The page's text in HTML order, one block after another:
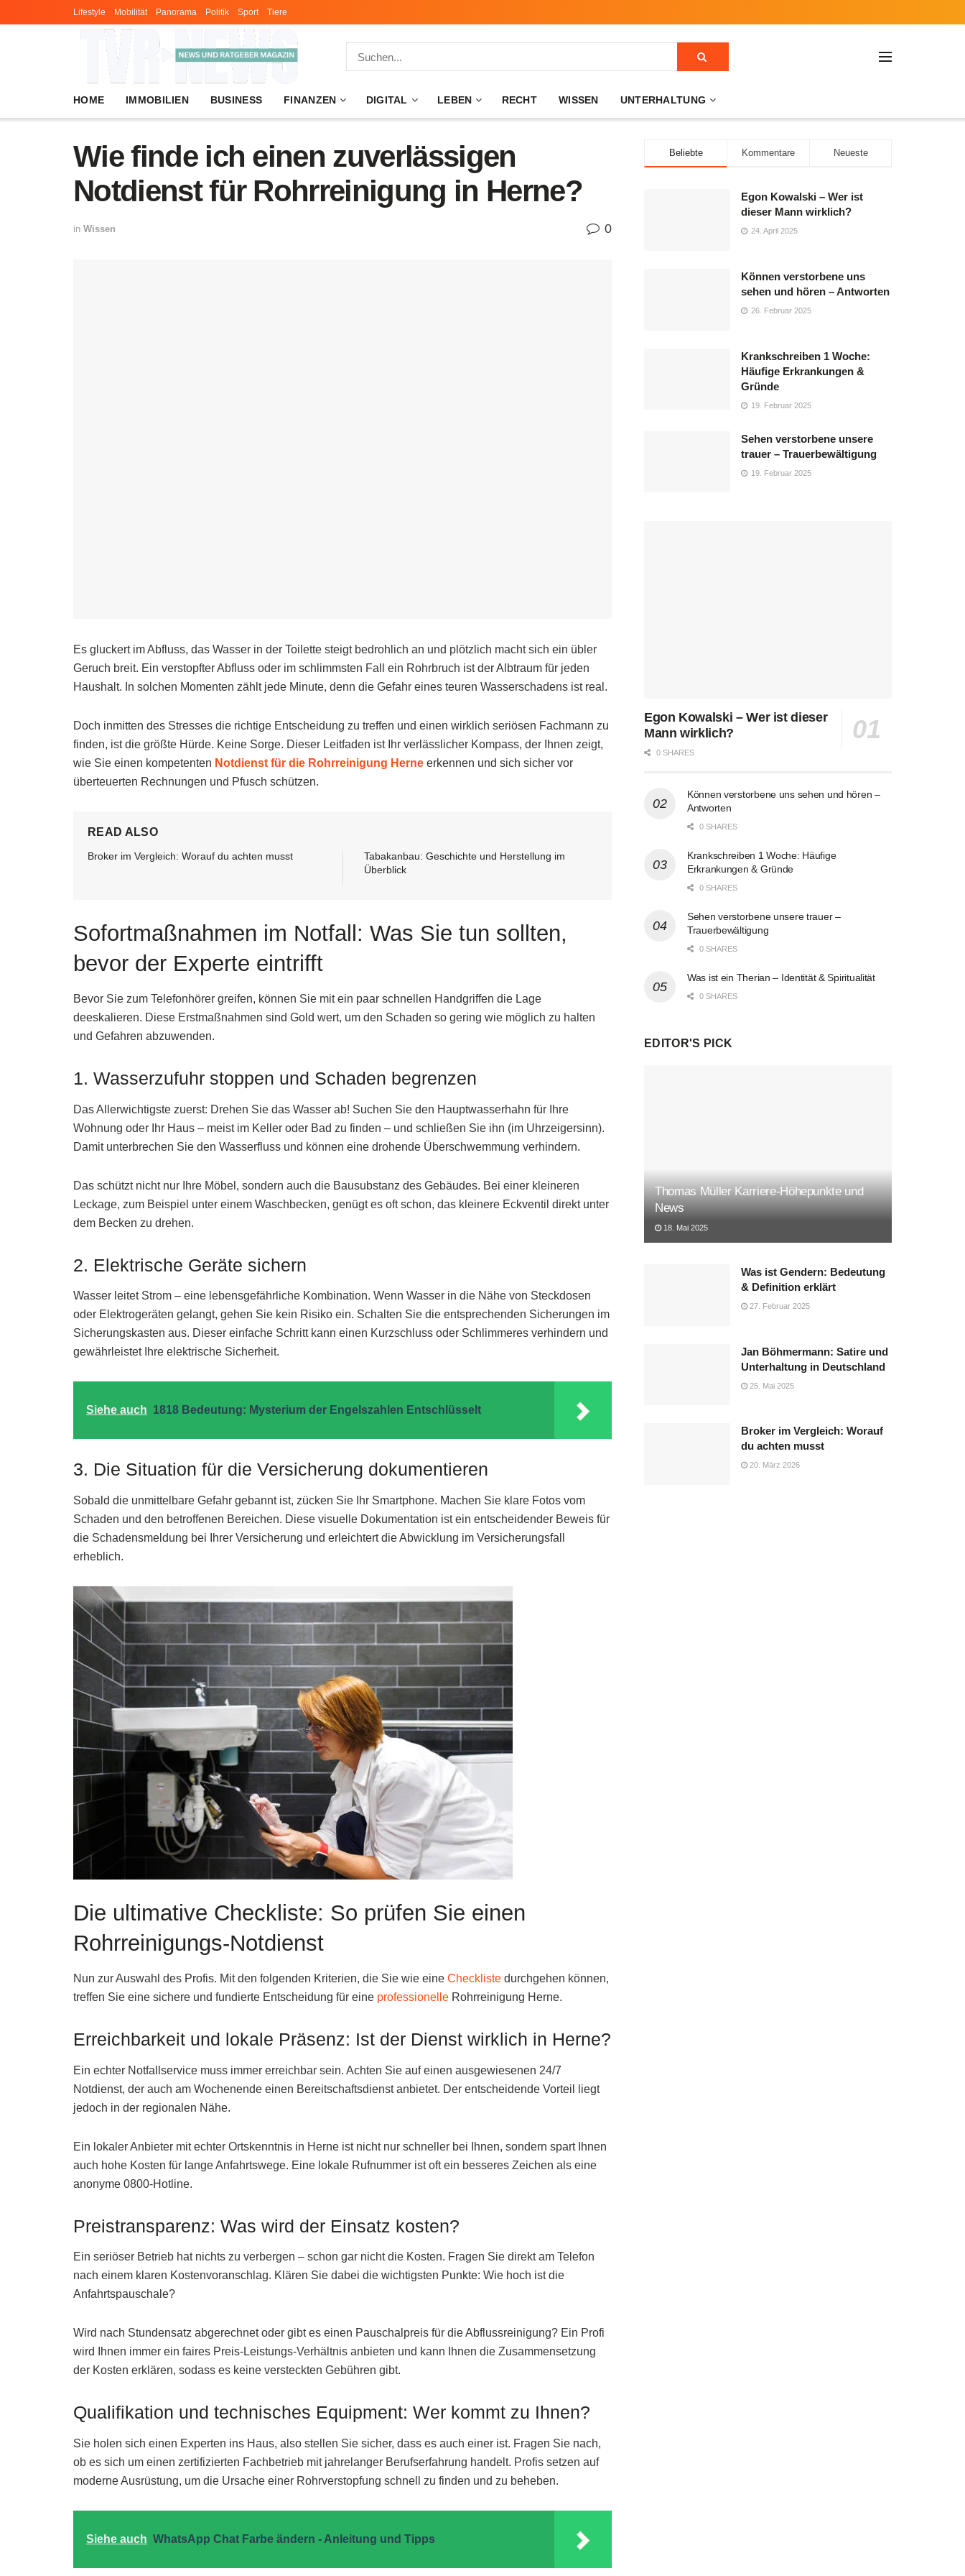
Lifestyle Mobilität Panorama Politik Sport Tiere
HOME IMMOBILIEN BUSINESS FINANZEN DIGITAL LEBEN RECHT WISSEN UNTERHALTUNG
Wie finde ich einen zuverlässigen
Notdienst für Rohrreinigung in Herne?
in Wissen 0
Es gluckert im Abfluss, das Wasser in der Toilette steigt bedrohlich an und plötzlich macht sich ein übler
Geruch breit. Ein verstopfter Abfluss oder im schlimmsten Fall ein Rohrbruch ist der Albtraum für jeden
Haushalt. In solchen Momenten zählt jede Minute, denn die Gefahr eines teuren Wasserschadens ist real.
Doch inmitten des Stresses die richtige Entscheidung zu treffen und einen wirklich seriösen Fachmann zu
finden, ist die größte Hürde. Keine Sorge. Dieser Leitfaden ist Ihr verlässlicher Kompass, der Ihnen zeigt,
wie Sie einen kompetenten Notdienst für die Rohrreinigung Herne erkennen und sich sicher vor
überteuerten Rechnungen und Pfusch schützen.
READ ALSO
Broker im Vergleich: Worauf du achten musst
Tabakanbau: Geschichte und Herstellung im
Überblick
Sofortmaßnahmen im Notfall: Was Sie tun sollten,
bevor der Experte eintrifft
Bevor Sie zum Telefonhörer greifen, können Sie mit ein paar schnellen Handgriffen die Lage
deeskalieren. Diese Erstmaßnahmen sind Gold wert, um den Schaden so gering wie möglich zu halten
und Gefahren abzuwenden.
1. Wasserzufuhr stoppen und Schaden begrenzen
Das Allerwichtigste zuerst: Drehen Sie das Wasser ab! Suchen Sie den Hauptwasserhahn für Ihre
Wohnung oder Ihr Haus – meist im Keller oder Bad zu finden – und schließen Sie ihn (im Uhrzeigersinn).
Damit unterbrechen Sie den Wasserfluss und können eine drohende Überschwemmung verhindern.
Das schützt nicht nur Ihre Möbel, sondern auch die Bausubstanz des Gebäudes. Bei einer kleineren
Leckage, zum Beispiel unter einem Waschbecken, genügt es oft schon, das kleinere Eckventil direkt unter
dem Becken zu drehen.
2. Elektrische Geräte sichern
Wasser leitet Strom – eine lebensgefährliche Kombination. Wenn Wasser in die Nähe von Steckdosen
oder Elektrogeräten gelangt, gehen Sie kein Risiko ein. Schalten Sie die entsprechenden Sicherungen im
Sicherungskasten aus. Dieser einfache Schritt kann einen Kurzschluss oder Schlimmeres verhindern und
gewährleistet Ihre elektrische Sicherheit.
Siehe auch 1818 Bedeutung: Mysterium der Engelszahlen Entschlüsselt
3. Die Situation für die Versicherung dokumentieren
Sobald die unmittelbare Gefahr gebannt ist, zücken Sie Ihr Smartphone. Machen Sie klare Fotos vom
Schaden und den betroffenen Bereichen. Diese visuelle Dokumentation ist ein entscheidender Beweis für
die Schadensmeldung bei Ihrer Versicherung und erleichtert die Abwicklung im Versicherungsfall
erheblich.
Die ultimative Checkliste: So prüfen Sie einen
Rohrreinigungs-Notdienst
Nun zur Auswahl des Profis. Mit den folgenden Kriterien, die Sie wie eine Checkliste durchgehen können,
treffen Sie eine sichere und fundierte Entscheidung für eine professionelle Rohrreinigung Herne.
Erreichbarkeit und lokale Präsenz: Ist der Dienst wirklich in Herne?
Ein echter Notfallservice muss immer erreichbar sein. Achten Sie auf einen ausgewiesenen 24/7
Notdienst, der auch am Wochenende einen Bereitschaftsdienst anbietet. Der entscheidende Vorteil liegt
jedoch in der regionalen Nähe.
Ein lokaler Anbieter mit echter Ortskenntnis in Herne ist nicht nur schneller bei Ihnen, sondern spart Ihnen
auch hohe Kosten für lange Anfahrtswege. Eine lokale Rufnummer ist oft ein besseres Zeichen als eine
anonyme 0800-Hotline.
Preistransparenz: Was wird der Einsatz kosten?
Ein seriöser Betrieb hat nichts zu verbergen – schon gar nicht die Kosten. Fragen Sie direkt am Telefon
nach einem klaren Kostenvoranschlag. Klären Sie dabei die wichtigsten Punkte: Wie hoch ist die
Anfahrtspauschale?
Wird nach Stundensatz abgerechnet oder gibt es einen Pauschalpreis für die Abflussreinigung? Ein Profi
wird Ihnen immer ein faires Preis-Leistungs-Verhältnis anbieten und kann Ihnen die Zusammensetzung
der Kosten erklären, sodass es keine versteckten Gebühren gibt.
Qualifikation und technisches Equipment: Wer kommt zu Ihnen?
Sie holen sich einen Experten ins Haus, also stellen Sie sicher, dass es auch einer ist. Fragen Sie nach,
ob es sich um einen zertifizierten Fachbetrieb mit jahrelanger Berufserfahrung handelt. Profis setzen auf
moderne Ausrüstung, um die Ursache einer Rohrverstopfung schnell zu finden und zu beheben.
Siehe auch WhatsApp Chat Farbe ändern - Anleitung und Tipps
Beliebte Kommentare Neueste
Egon Kowalski – Wer ist
dieser Mann wirklich?
24. April 2025
Können verstorbene uns
sehen und hören – Antworten
26. Februar 2025
Krankschreiben 1 Woche:
Häufige Erkrankungen &
Gründe
19. Februar 2025
Sehen verstorbene unsere
trauer – Trauerbewältigung
19. Februar 2025
Egon Kowalski – Wer ist dieser
Mann wirklich?
0 SHARES
Können verstorbene uns sehen und hören –
Antworten
0 SHARES
Krankschreiben 1 Woche: Häufige
Erkrankungen & Gründe
0 SHARES
Sehen verstorbene unsere trauer –
Trauerbewältigung
0 SHARES
Was ist ein Therian – Identität & Spiritualität
0 SHARES
EDITOR'S PICK
Thomas Müller Karriere-Höhepunkte und
News
18. Mai 2025
Was ist Gendern: Bedeutung
& Definition erklärt
27. Februar 2025
Jan Böhmermann: Satire und
Unterhaltung in Deutschland
25. Mai 2025
Broker im Vergleich: Worauf
du achten musst
20. März 2026